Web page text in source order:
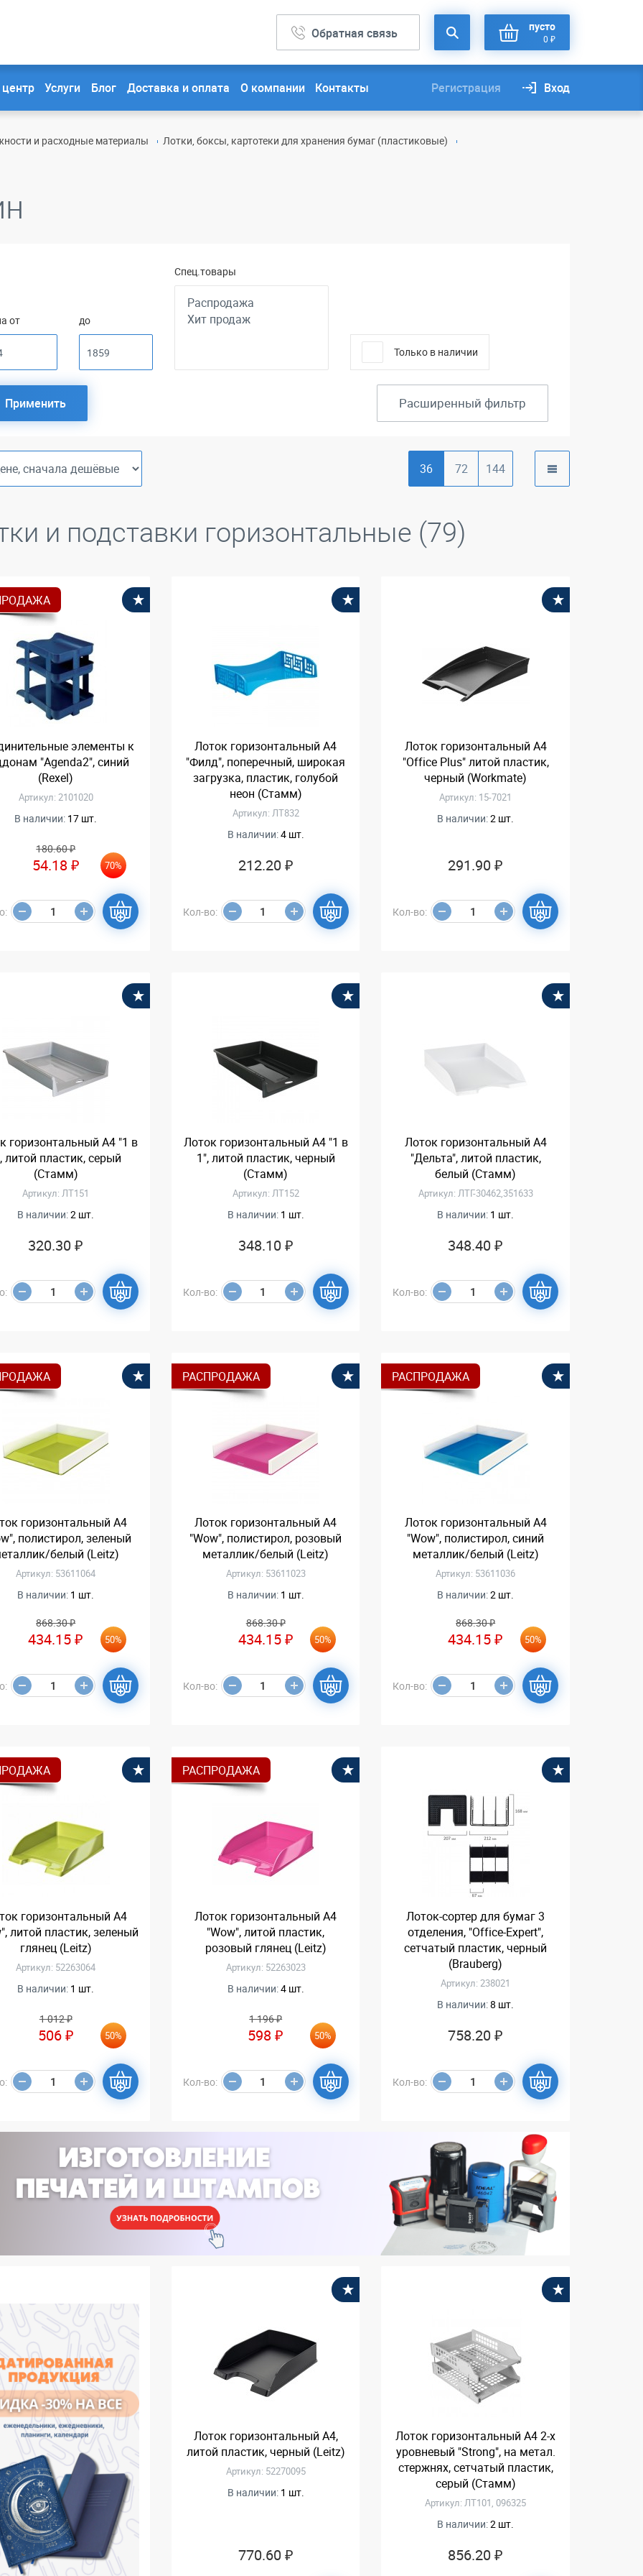
Обратная связь пусто
0 ₽
Услуги Блог Доставка и оплата О компании Контакты Регистрация Вход
и расходные материалы
Лотки, боксы, картотеки для хранения бумаг (пластиковые)
от до
Спец.товары
Только в наличии
Применить Расширенный фильтр
36 72 144
и подставки горизонтальные (79)
элементы к
"Agenda2", синий
(Rexel)
Артикул: 2101020
В наличии: 17 шт.
180.60 ₽
54.18 ₽ 70%
Лоток горизонтальный А4
"Филд", поперечный, широкая
загрузка, пластик, голубой
неон (Стамм)
Артикул: ЛТ832
В наличии:4 шт.
212.20 ₽
Кол-во:
Лоток горизонтальный А4
"Office Plus" литой пластик,
черный (Workmate)
Артикул: 15-7021
В наличии:2 шт.
291.90 ₽
Кол-во:
горизонтальный А4 "1 в
литой пластик, серый
(Стамм)
Артикул: ЛТ151
В наличии:2 шт.
320.30 ₽
Лоток горизонтальный А4 "1 в
1", литой пластик, черный
(Стамм)
Артикул: ЛТ152
В наличии: 1 шт.
348.10 ₽
Кол-во:
Лоток горизонтальный А4
"Дельта", литой пластик,
белый (Стамм)
Артикул: ЛТГ-30462,351633
В наличии: 1 шт.
348.40 ₽
Кол-во:
В избранное
горизонтальный А4
полистирол, зеленый
белый (Leitz)
Артикул: 53611064
В наличии: 1 шт.
868.30 ₽
434.15 ₽ 50%
РАСПРОДАЖА В избранное
Лоток горизонтальный А4
"Wow", полистирол, розовый
металлик/белый (Leitz)
Артикул: 53611023
В наличии: 1 шт.
868.30 ₽
434.15 ₽ 50%
Кол-во:
РАСПРОДАЖА
Лоток горизонтальный А4
"Wow", полистирол, синий
металлик/белый (Leitz)
Артикул: 53611036
В наличии:2 шт.
868.30 ₽
434.15 ₽ 50%
Кол-во:
В избранное
горизонтальный А4
литой пластик, зеленый
глянец (Leitz)
Артикул: 52263064
В наличии: 1 шт.
1 012 ₽
506 ₽ 50%
РАСПРОДАЖА
Лоток горизонтальный А4
"Wow", литой пластик,
розовый глянец (Leitz)
Артикул: 52263023
В наличии:4 шт.
1 196 ₽
598 ₽ 50%
Кол-во:
Лоток-сортер для бумаг 3
отделения, "Office-Expert",
сетчатый пластик, черный
(Brauberg)
Артикул: 238021
В наличии:8 шт.
758.20 ₽
Кол-во:
Лоток горизонтальный А4,
литой пластик, черный (Leitz)
Артикул: 52270095
В наличии: 1 шт.
770.60 ₽
Лоток горизонтальный А4 2-х
уровневый "Strong", на метал.
стержнях, сетчатый пластик,
серый (Стамм)
Артикул: ЛТ101, 096325
В наличии:2 шт.
856.20 ₽